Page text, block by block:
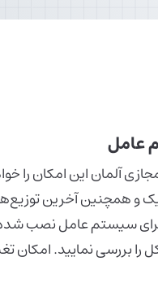
عامل
آلمان این امکان را
و همچنین آخرین
بررسی نمایید. امکان